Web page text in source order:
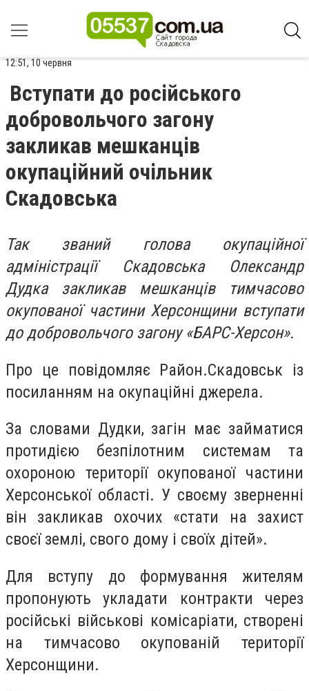
12:51, 10 червня
Вступати до російського
добровольчого загону
закликав мешканців
окупаційний очільник
Скадовська
Так званий голова окупаційної
адміністрації Скадовська Олександр
Дудка закликав мешканців тимчасово
окупованої частини Херсонщини вступати
до добровольчого загону «БАРС-Херсон».
Про це повідомляє Район.Скадовськ із
посиланням на окупаційні джерела.
За словами Дудки, загін має займатися
протидією безпілотним системам та
охороною території окупованої частини
Херсонської області. У своєму зверненні
він закликав охочих «стати на захист
своєї землі, свого дому і своїх дітей».
Для вступу до формування жителям
пропонують укладати контракти через
російські військові комісаріати, створені
на тимчасово окупованій території
Херсонщини.